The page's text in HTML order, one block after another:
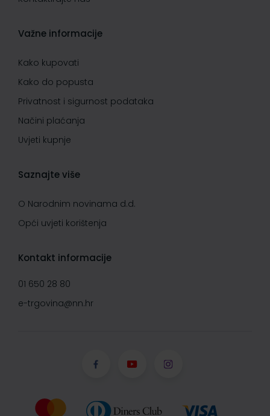
Važne informacije
Kako kupovati
Kako do popusta
Privatnost i sigurnost podataka
Načini plaćanja
Uvjeti kupnje
Saznajte više
O Narodnim novinama d.d.
Opći uvjeti korištenja
Kontakt informacije
01 650 28 80
e-trgovina@nn.hr